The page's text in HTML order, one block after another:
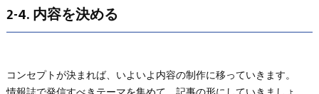
2-4. 内容を決める
コンセプトが決まれば、いよいよ内容の制作に移っていきます。